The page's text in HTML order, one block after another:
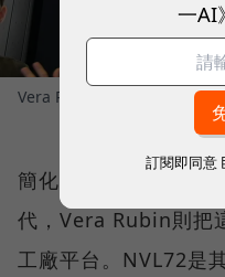
Vera Rubin系列中的Vera
簡化來看，Blackwell
代，Vera Rubin則把
工廠平台。NVL72是
一AI
訂閱即同意